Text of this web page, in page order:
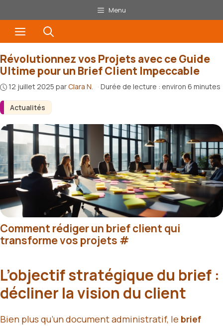
au
contenu
Menu
Menu
Actualités
Révolutionnez vos Projets avec ce Guide
Ultime pour un Brief Client Impeccable
12 juillet 2025 par Clara N. · Durée de lecture : environ 6 minutes
Comment rédiger un brief client qui
transforme vos projets #
L’objectif stratégique du brief :
décliner la vision du client
Bien plus qu’un document administratif, le brief